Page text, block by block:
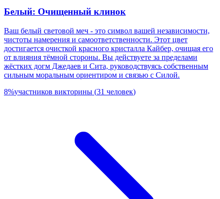
Белый: Очищенный клинок
Ваш белый световой меч - это символ вашей независимости,
чистоты намерения и самоответственности. Этот цвет
достигается очисткой красного кристалла Кайбер, очищая его
от влияния тёмной стороны. Вы действуете за пределами
жёстких догм Джедаев и Сита, руководствуясь собственным
сильным моральным ориентиром и связью с Силой.
8%участников викторины (31 человек)